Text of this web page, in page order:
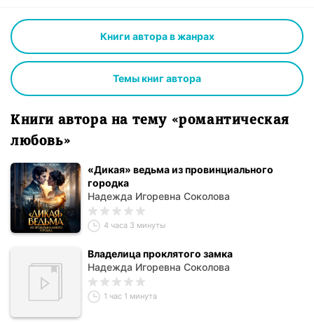
Книги автора в жанрах
Темы книг автора
Книги автора на тему «романтическая
любовь»
«Дикая» ведьма из провинциального
городка
Надежда Игоревна Соколова
4 часа 3 минуты
Владелица проклятого замка
Надежда Игоревна Соколова
1 час 1 минута